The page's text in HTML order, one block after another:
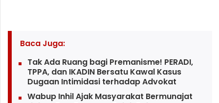
Baca Juga:
Tak Ada Ruang bagi Premanisme! PERADI,
TPPA, dan IKADIN Bersatu Kawal Kasus
Dugaan Intimidasi terhadap Advokat
Wabup Inhil Ajak Masyarakat Bermunajat